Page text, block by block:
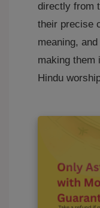
directly from
their precise
meaning,
making them
Hindu